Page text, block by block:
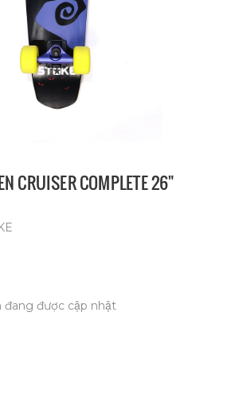
CRUISER COMPLETE 26"
đang được cập nhật